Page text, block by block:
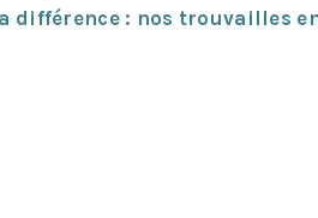
: nos trouvailles